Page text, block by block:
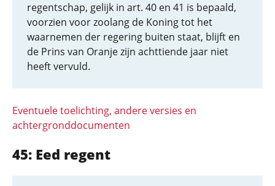
regentschap, gelijk in art. 40 en 41 is bepaald,
voorzien voor zoolang de Koning tot het
waarnemen der regering buiten staat, blijft en
de Prins van Oranje zijn achttiende jaar niet
heeft vervuld.
Eventuele toelichting, andere versies en
achtergronddocumenten
45: Eed regent